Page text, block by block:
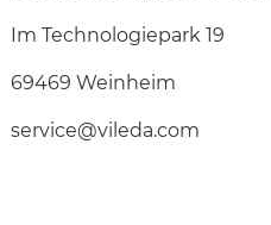
Im Technologiepark 19
69469 Weinheim
service@vileda.com